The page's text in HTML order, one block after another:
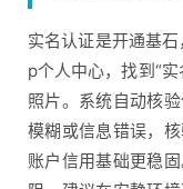
实名认证是开通基
p个人中心，找到“
照片。系统自动核
模糊或信息错误，
账户信用基础更稳